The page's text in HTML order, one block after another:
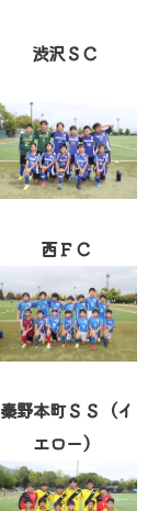
渋沢ＳＣ
西ＦＣ
秦野本町ＳＳ（イ
エロー）